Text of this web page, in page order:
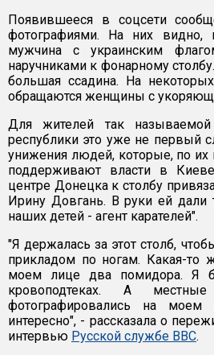
Появившееся в соцсети
фотографиями. На них видно,
мужчина с украинским
наручниками к фонарному
большая ссадина. На
обращаются женщины с
Для жителей так
республики это уже не первый
унижения людей, которые, по их
поддерживают власти в
центре Донецка к столбу
Ирину Довгань. В руки ей дали
наших детей - агент карателей".
"Я держалась за этот столб,
прикладом по ногам. Какая-то
моем лице два помидора. Я
кровоподтеках. А
фотографировались на
интересно", - рассказала о
интервью Русской службе ВВС.